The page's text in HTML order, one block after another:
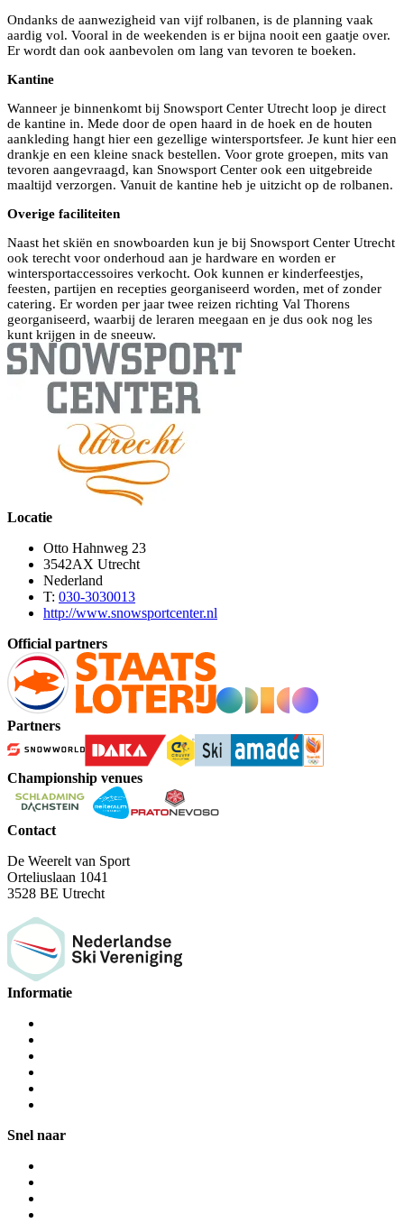
Ondanks de aanwezigheid van vijf rolbanen, is de planning vaak
aardig vol. Vooral in de weekenden is er bijna nooit een gaatje over.
Er wordt dan ook aanbevolen om lang van tevoren te boeken.
Kantine
Wanneer je binnenkomt bij Snowsport Center Utrecht loop je direct
de kantine in. Mede door de open haard in de hoek en de houten
aankleding hangt hier een gezellige wintersportsfeer. Je kunt hier een
drankje en een kleine snack bestellen. Voor grote groepen, mits van
tevoren aangevraagd, kan Snowsport Center ook een uitgebreide
maaltijd verzorgen. Vanuit de kantine heb je uitzicht op de rolbanen.
Overige faciliteiten
Naast het skiën en snowboarden kun je bij Snowsport Center Utrecht
ook terecht voor onderhoud aan je hardware en worden er
wintersportaccessoires verkocht. Ook kunnen er kinderfeestjes,
feesten, partijen en recepties georganiseerd worden, met of zonder
catering. Er worden per jaar twee reizen richting Val Thorens
georganiseerd, waarbij de leraren meegaan en je dus ook nog les
kunt krijgen in de sneeuw.
Locatie
Otto Hahnweg 23
3542AX Utrecht
Nederland
T: 030-3030013
http://www.snowsportcenter.nl
Official partners
Partners
Championship venues
Contact
De Weerelt van Sport
Orteliuslaan 1041
3528 BE Utrecht
Informatie
Snel naar